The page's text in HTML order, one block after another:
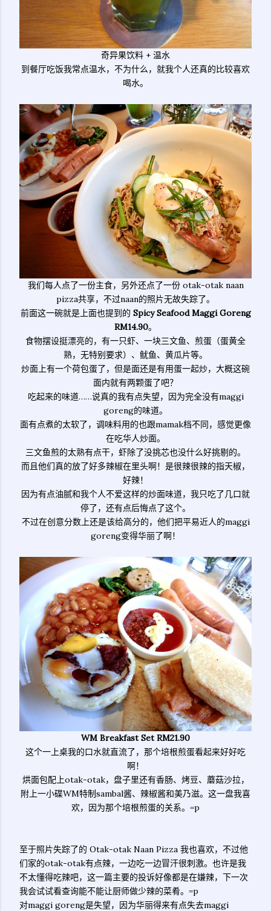
奇异果饮料 + 温水
到餐厅吃饭我常点温水，不为什么，就我个人还真的比较喜欢
喝水。
我们每人点了一份主食，另外还点了一份 otak-otak naan
pizza共享，不过naan的照片无故失踪了。
前面这一碗就是上面也提到的 Spicy Seafood Maggi Goreng
RM14.90。
食物摆设挺漂亮的，有一只虾、一块三文鱼、煎蛋（蛋黄全
熟，无特别要求）、鱿鱼、黄瓜片等。
炒面上有一个荷包蛋了，但是面还是有用蛋一起炒，大概这碗
面内就有两颗蛋了吧？
吃起来的味道……说真的我有点失望，因为完全没有maggi
goreng的味道。
面有点煮的太软了，调味料用的也跟mamak档不同，感觉更像
在吃华人炒面。
三文鱼煎的太熟有点干，虾除了没挑芯也没什么好挑剔的。
而且他们真的放了好多辣椒在里头啊！是很辣很辣的指天椒，
好辣！
因为有点油腻和我个人不爱这样的炒面味道，我只吃了几口就
停了，还有点后悔点了这个。
不过在创意分数上还是该给高分的，他们把平易近人的maggi
goreng变得华丽了啊！
WM Breakfast Set RM21.90
这个一上桌我的口水就直流了，那个培根煎蛋看起来好好吃
啊！
烘面包配上otak-otak，盘子里还有香肠、烤豆、蘑菇沙拉，
附上一小碟WM特制sambal酱、辣椒酱和美乃滋。这一盘我喜
欢，因为那个培根煎蛋的关系。=p
至于照片失踪了的 Otak-otak Naan Pizza 我也喜欢，不过他
们家的otak-otak有点辣，一边吃一边冒汗很刺激。也许是我
不太懂得吃辣吧，这一篇主要的投诉好像都是在嫌辣，下一次
我会试试看查询能不能让厨师做少辣的菜肴。=p
对maggi goreng是失望，因为华丽得来有点失去maggi